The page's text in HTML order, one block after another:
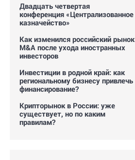
Двадцать четвертая
конференция «Централизованное
казначейство»
Как изменился российский рынок
M&A после ухода иностранных
инвесторов
Инвестиции в родной край: как
региональному бизнесу привлечь
финансирование?
Крипторынок в России: уже
существует, но по каким
правилам?